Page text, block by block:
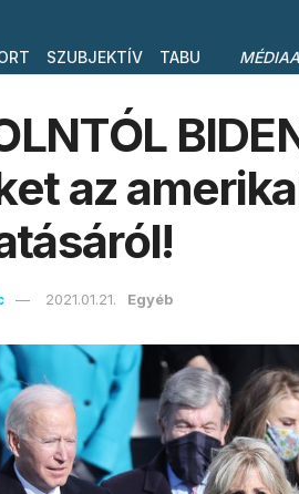
SZUBJEKTÍV TABU
az
2021.01.21. Egyéb